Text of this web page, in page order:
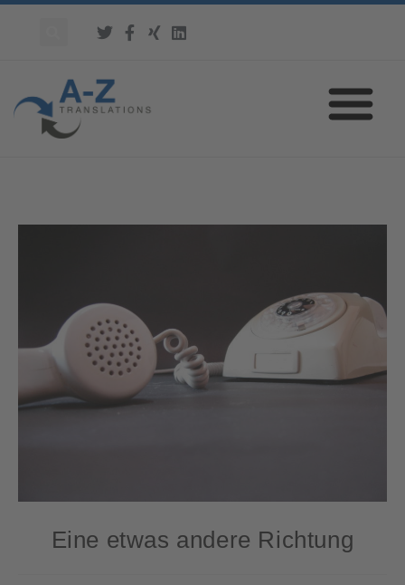
Eine etwas andere Richtung